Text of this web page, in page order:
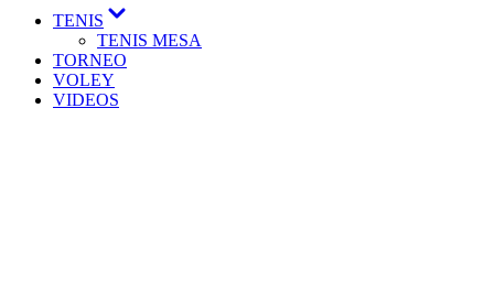
TENIS
TENIS MESA
TORNEO
VOLEY
VIDEOS